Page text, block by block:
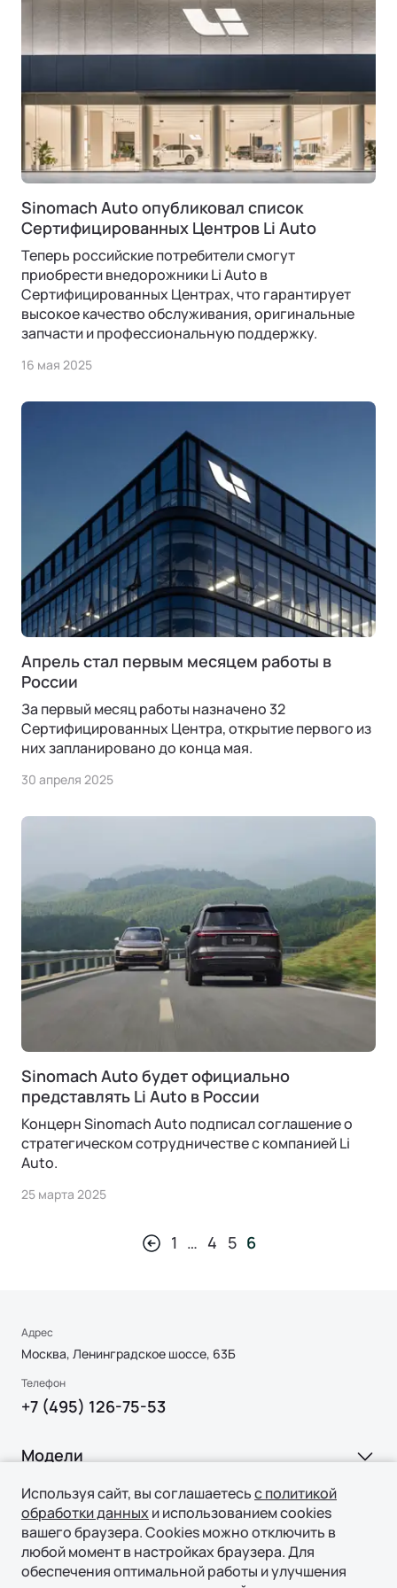
Ли Л9 | Li L9
Флагманский 6-местный кроссовер
ОТ 9 650 000 ₽
Подробнее
Sinomach Auto опубликовал список
Сертифицированных Центров Li Auto
Теперь российские потребители смогут
приобрести внедорожники Li Auto в
Сертифицированных Центрах, что гарантирует
высокое качество обслуживания, оригинальные
запчасти и профессиональную поддержку.
16 мая 2025
Апрель стал первым месяцем работы в
России
За первый месяц работы назначено 32
Сертифицированных Центра, открытие первого из
них запланировано до конца мая.
30 апреля 2025
Sinomach Auto будет официально
представлять Li Auto в России
Концерн Sinomach Auto подписал соглашение о
стратегическом сотрудничестве с компанией Li
Auto.
25 марта 2025
1 … 4 5 6
Адрес
Москва, Ленинградское шоссе, 63Б
Телефон
+7 (495) 126-75-53
Модели
Ли Л6 | Li L6
Ли Л7 | Li L7
Ли Л9 | Li L9
Покупка
ВЫБОР И ПОКУПКА
Консультация
Владение
Используя сайт, вы соглашаетесьс политикой
обработки данных и использованием cookies
вашего браузера. Cookies можно отключить в
любой момент в настройках браузера. Для
обеспечения оптимальной работы и улучшения